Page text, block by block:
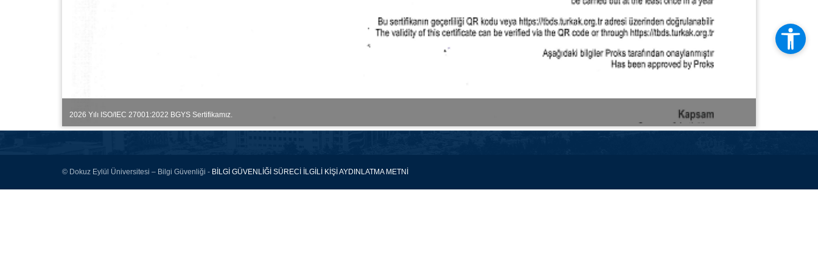
2026 Yılı ISO/IEC 27001:2022 BGYS Sertifikamız.
© Dokuz Eylül Üniversitesi – Bilgi Güvenliği - BİLGİ GÜVENLİĞİ SÜRECİ İLGİLİ KİŞİ AYDINLATMA METNİ